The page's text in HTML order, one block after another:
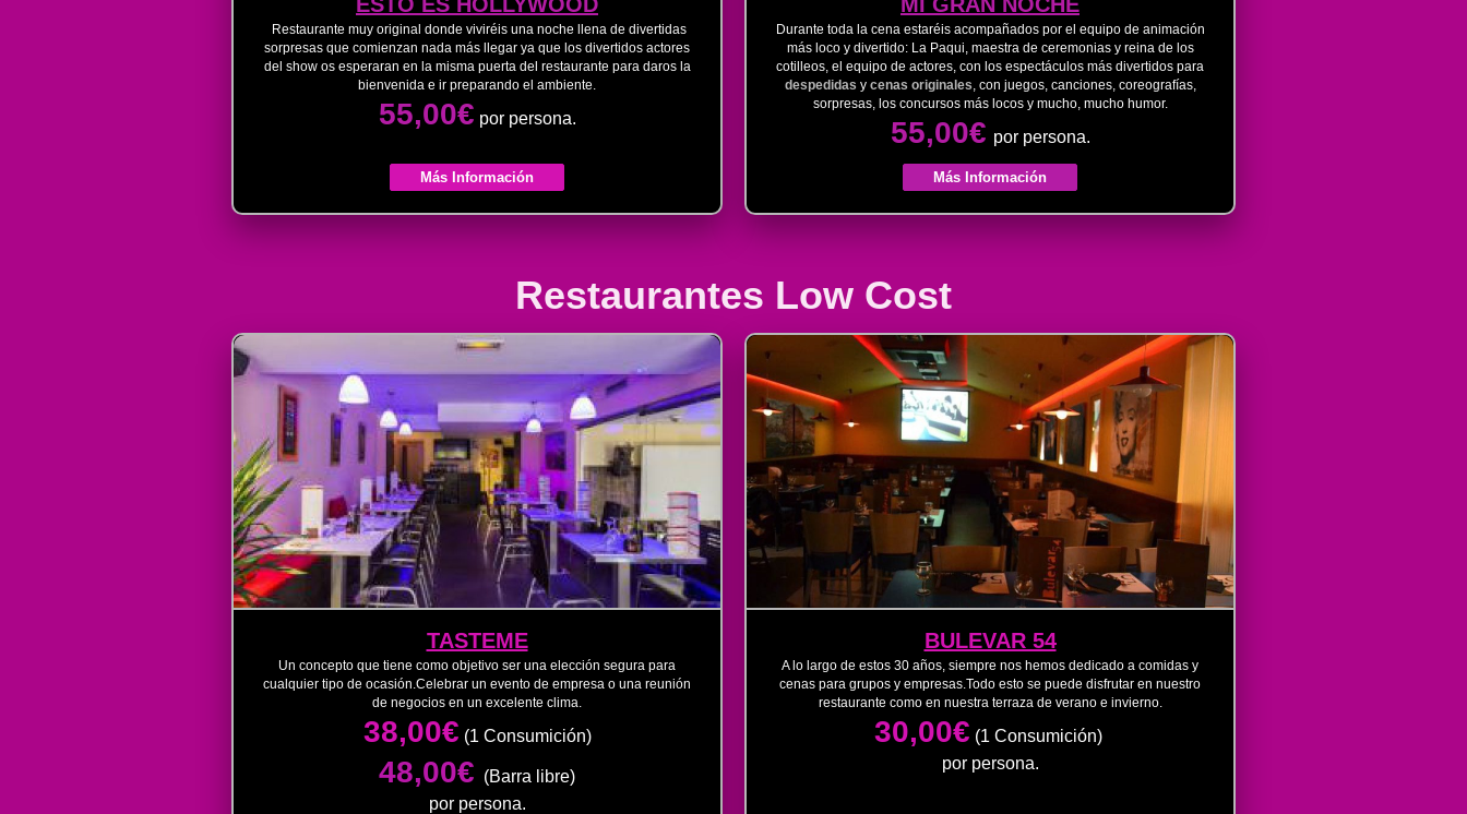
Restaurante muy original donde viviréis una noche llena de divertidas
sorpresas que comienzan nada más llegar ya que los divertidos actores
del show os esperaran en la misma puerta del restaurante para daros la
bienvenida e ir preparando el ambiente.
55,00€ por persona.
Más Información
MI GRAN NOCHE
Durante toda la cena estaréis acompañados por el equipo de animación
más loco y divertido: La Paqui, maestra de ceremonias y reina de los
coti lleos, el equipo de actores, con los espectáculos más divertidos para
despedidas y cenas originales, con juegos, canciones, coreografías,
sorpresas, los concursos más locos y mucho, mucho humor.
55,00€ por persona.
Más Información
Restaurantes Low Cost
TASTEME
Un concepto que tiene como objetivo ser una elección segura para
cualquier tipo de ocasión.Celebrar un evento de empresa o una reunión
de negocios en un excelente clima.
38,00€ (1 Consumición)
48,00€ (Barra libre)
por persona.
BULEVAR 54
A lo largo de estos 30 años, siempre nos hemos dedicado a comidas y
cenas para grupos y empresas.Todo esto se puede disfrutar en nuestro
restaurante como en nuestra terraza de verano e invierno.
30,00€ (1 Consumición)
por persona.